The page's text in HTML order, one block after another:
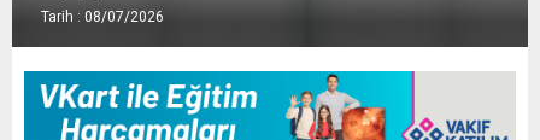
Tarih : 08/07/2026